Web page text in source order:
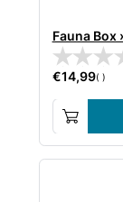
Fauna
€14,99( )